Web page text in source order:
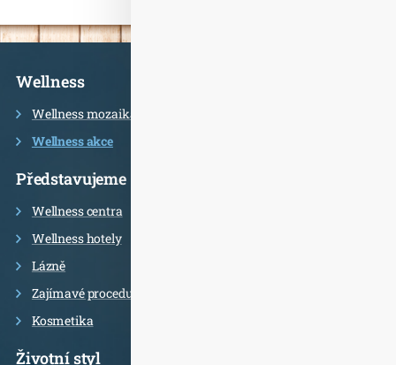
Informace
Wellness
Wellness mozaika
Wellness akce
Představujeme
Wellness centra
Wellness hotely
Lázně
Zajímavé procedury
Kosmetika
Životní styl